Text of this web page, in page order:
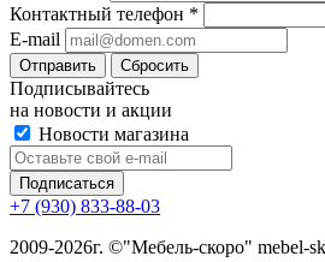
Контактный телефон *
E-mail
Сбросить
Подписывайтесь
на новости и акции
Новости магазина
+7 (930) 833-88-03
2009-2026г. ©"Мебель-скоро" mebel-